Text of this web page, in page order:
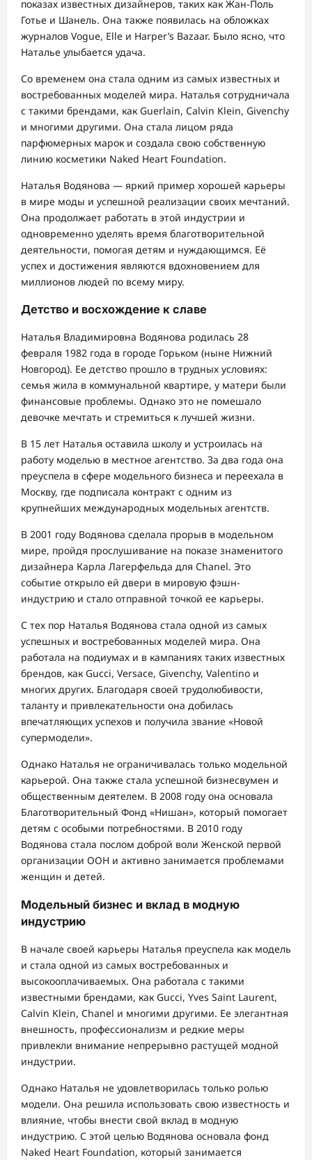
показах известных дизайнеров, таких как Жан-Поль
Готье и Шанель. Она также появилась на обложках
журналов Vogue, Elle и Harper’s Bazaar. Было ясно, что
Наталье улыбается удача.
Со временем она стала одним из самых известных и
востребованных моделей мира. Наталья сотрудничала
с такими брендами, как Guerlain, Calvin Klein, Givenchy
и многими другими. Она стала лицом ряда
парфюмерных марок и создала свою собственную
линию косметики Naked Heart Foundation.
Наталья Водянова — яркий пример хорошей карьеры
в мире моды и успешной реализации своих мечтаний.
Она продолжает работать в этой индустрии и
одновременно уделять время благотворительной
деятельности, помогая детям и нуждающимся. Её
успех и достижения являются вдохновением для
миллионов людей по всему миру.
Детство и восхождение к славе
Наталья Владимировна Водянова родилась 28
февраля 1982 года в городе Горьком (ныне Нижний
Новгород). Ее детство прошло в трудных условиях:
семья жила в коммунальной квартире, у матери были
финансовые проблемы. Однако это не помешало
девочке мечтать и стремиться к лучшей жизни.
В 15 лет Наталья оставила школу и устроилась на
работу моделью в местное агентство. За два года она
преуспела в сфере модельного бизнеса и переехала в
Москву, где подписала контракт с одним из
крупнейших международных модельных агентств.
В 2001 году Водянова сделала прорыв в модельном
мире, пройдя прослушивание на показе знаменитого
дизайнера Карла Лагерфельда для Chanel. Это
событие открыло ей двери в мировую фэшн-
индустрию и стало отправной точкой ее карьеры.
С тех пор Наталья Водянова стала одной из самых
успешных и востребованных моделей мира. Она
работала на подиумах и в кампаниях таких известных
брендов, как Gucci, Versace, Givenchy, Valentino и
многих других. Благодаря своей трудолюбивости,
таланту и привлекательности она добилась
впечатляющих успехов и получила звание «Новой
супермодели».
Однако Наталья не ограничивалась только модельной
карьерой. Она также стала успешной бизнесвумен и
общественным деятелем. В 2008 году она основала
Благотворительный Фонд «Нишан», который помогает
детям с особыми потребностями. В 2010 году
Водянова стала послом доброй воли Женской первой
организации ООН и активно занимается проблемами
женщин и детей.
Модельный бизнес и вклад в модную
индустрию
В начале своей карьеры Наталья преуспела как модель
и стала одной из самых востребованных и
высокооплачиваемых. Она работала с такими
известными брендами, как Gucci, Yves Saint Laurent,
Calvin Klein, Chanel и многими другими. Ее элегантная
внешность, профессионализм и редкие меры
привлекли внимание непрерывно растущей модной
индустрии.
Однако Наталья не удовлетворилась только ролью
модели. Она решила использовать свою известность и
влияние, чтобы внести свой вклад в модную
индустрию. С этой целью Водянова основала фонд
Naked Heart Foundation, который занимается